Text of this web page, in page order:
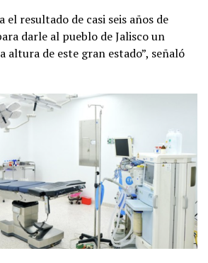
el resultado de casi seis años de
darle al pueblo de Jalisco un
altura de este gran estado”, señaló